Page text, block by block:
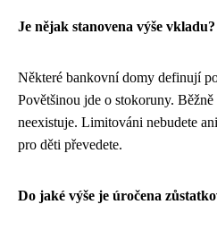
Je nějak stanovena výše vkladu?
Některé bankovní domy definují
Povětšinou jde o stokoruny.
neexistuje. Limitováni nebudete
pro děti převedete.
Do jaké výše je úročena